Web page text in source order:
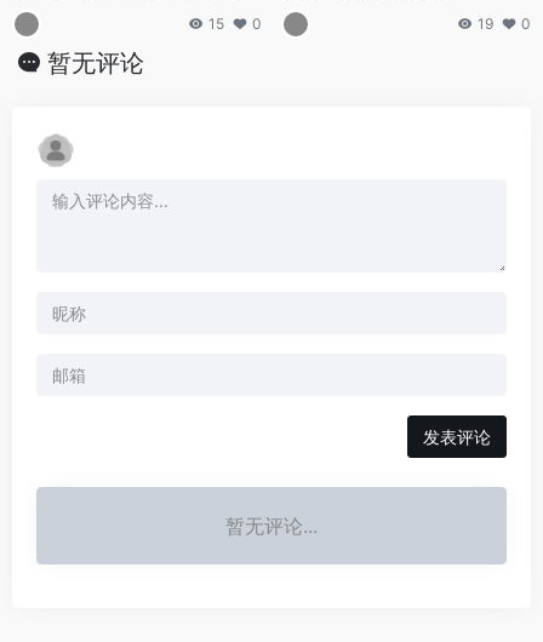
15 0 19 0
暂无评论
发表评论
暂无评论...